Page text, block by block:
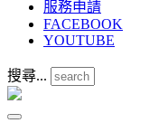
服務申請
FACEBOOK
YOUTUBE
搜尋...